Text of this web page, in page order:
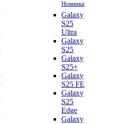
Новинка
Galaxy
S25
Ultra
Galaxy
S25
Galaxy
S25+
Galaxy
S25 FE
Galaxy
S25
Edge
Galaxy